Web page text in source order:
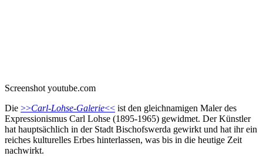
Screenshot youtube.com
Die >>Carl-Lohse-Galerie<< ist den gleichnamigen Maler des
Expressionismus Carl Lohse (1895-1965) gewidmet. Der Künstler
hat hauptsächlich in der Stadt Bischofswerda gewirkt und hat ihr ein
reiches kulturelles Erbes hinterlassen, was bis in die heutige Zeit
nachwirkt.